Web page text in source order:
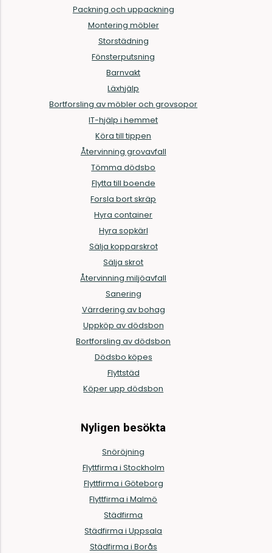
Packning och uppackning
Montering möbler
Storstädning
Fönsterputsning
Barnvakt
Läxhjälp
Bortforsling av möbler och grovsopor
IT-hjälp i hemmet
Köra till tippen
Återvinning grovavfall
Tömma dödsbo
Flytta till boende
Forsla bort skräp
Hyra container
Hyra sopkärl
Sälja kopparskrot
Sälja skrot
Återvinning miljöavfall
Sanering
Värrdering av bohag
Uppköp av dödsbon
Bortforsling av dödsbon
Dödsbo köpes
Flyttstäd
Köper upp dödsbon
Nyligen besökta
Snöröjning
Flyttfirma i Stockholm
Flyttfirma i Göteborg
Flyttfirma i Malmö
Städfirma
Städfirma i Uppsala
Städfirma i Borås